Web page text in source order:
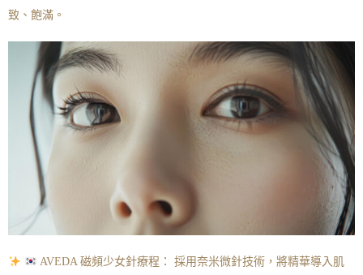
致、飽滿。
AVEDA 磁頻少女針療程： 採用奈米微針技術，將精華導入肌